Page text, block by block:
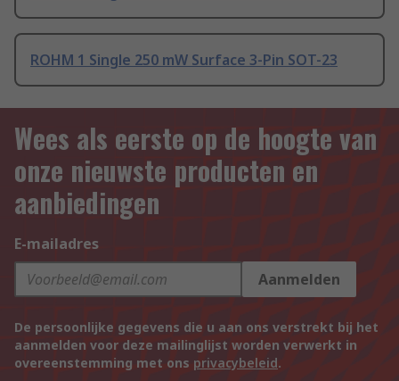
ROHM 1 Single 250 mW Surface 3-Pin SOT-23
Wees als eerste op de hoogte van
onze nieuwste producten en
aanbiedingen
E-mailadres
Aanmelden
De persoonlijke gegevens die u aan ons verstrekt bij het
aanmelden voor deze mailinglijst worden verwerkt in
overeenstemming met ons privacybeleid.